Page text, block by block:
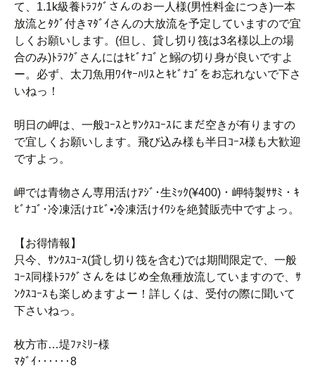
て、1.1k級養ﾄﾗﾌｸﾞさんのお一人様(男性料金につき)一本
放流とﾀｸﾞ付きﾏﾀﾞｲさんの大放流を予定していますので宜
しくお願いします。(但し、貸し切り筏は3名様以上の場
合のみ)ﾄﾗﾌｸﾞさんにはｷﾋﾞﾅｺﾞと鰯の切り身が良いですよ
ー。必ず、太刀魚用ﾜｲﾔｰﾊﾘｽとｷﾋﾞﾅｺﾞをお忘れないで下さ
いねっ！
明日の岬は、一般ｺｰｽとｻﾝｸｽｺｰｽにまだ空きが有りますの
で宜しくお願いします。飛び込み様も半日ｺｰｽ様も大歓迎
ですよっ。
岬では青物さん専用活けｱｼﾞ･生ﾐｯｸ(¥400)・岬特製ｻｻﾐ・ｷ
ﾋﾞﾅｺﾞ･冷凍活けｴﾋﾞ•冷凍活けｲﾜｼを絶賛販売中ですよっ。
【お得情報】
只今、ｻﾝｸｽｺｰｽ(貸し切り筏を含む)では期間限定で、一般
ｺｰｽ同様ﾄﾗﾌｸﾞさんをはじめ全魚種放流していますので、ｻ
ﾝｸｽｺｰｽも楽しめますよー！詳しくは、受付の際に聞いて
下さいねっ。
枚方市…堤ﾌｧﾐﾘｰ様
ﾏﾀﾞｲ‥‥‥8